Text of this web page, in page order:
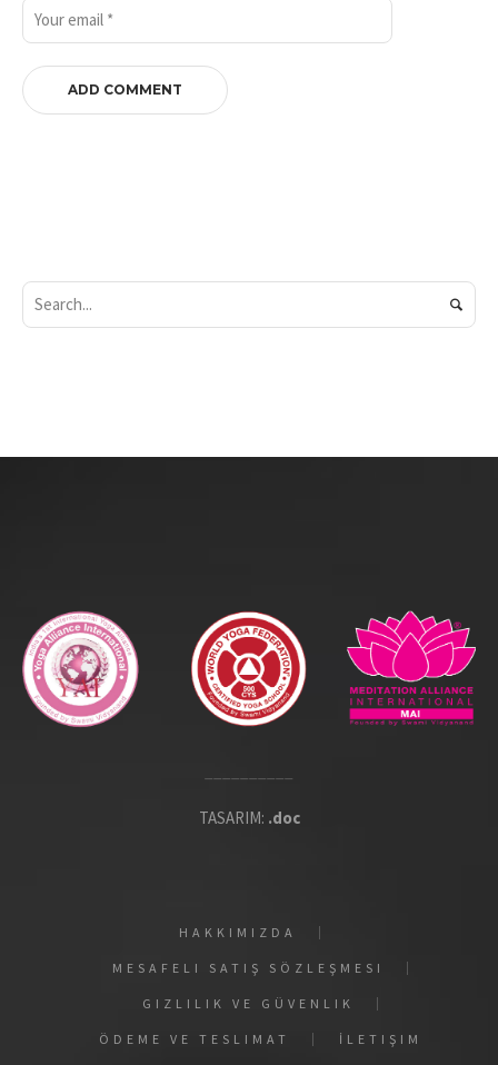
TASARIM: .doc
HAKKIMIZDA
MESAFELI SATIŞ SÖZLEŞMESI
GIZLILIK VE GÜVENLIK
ÖDEME VE TESLIMAT İLETIŞIM